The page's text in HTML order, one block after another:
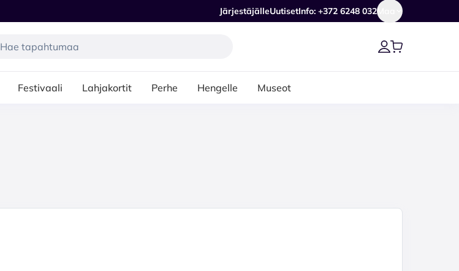
JärjestäjälleUutisetInfo: +372 6248 032Maa
Festivaali Lahjakortit Perhe Hengelle Museot